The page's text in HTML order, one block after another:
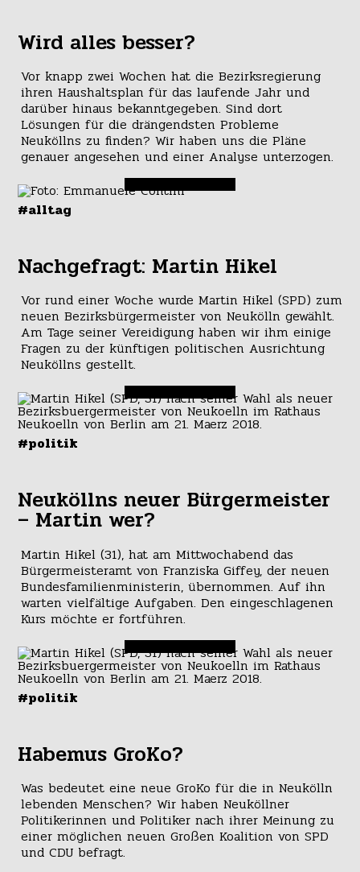
Wird alles besser?
Vor knapp zwei Wochen hat die Bezirksregierung
ihren Haushaltsplan für das laufende Jahr und
darüber hinaus bekanntgegeben. Sind dort
Lösungen für die drängendsten Probleme
Neuköllns zu finden? Wir haben uns die Pläne
genauer angesehen und einer Analyse unterzogen.
#alltag
Nachgefragt: Martin Hikel
Vor rund einer Woche wurde Martin Hikel (SPD) zum
neuen Bezirksbürgermeister von Neukölln gewählt.
Am Tage seiner Vereidigung haben wir ihm einige
Fragen zu der künftigen politischen Ausrichtung
Neuköllns gestellt.
#politik
Neuköllns neuer Bürgermeister
– Martin wer?
Martin Hikel (31), hat am Mittwochabend das
Bürgermeisteramt von Franziska Giffey, der neuen
Bundesfamilienministerin, übernommen. Auf ihn
warten vielfältige Aufgaben. Den eingeschlagenen
Kurs möchte er fortführen.
#politik
Habemus GroKo?
Was bedeutet eine neue GroKo für die in Neukölln
lebenden Menschen? Wir haben Neuköllner
Politikerinnen und Politiker nach ihrer Meinung zu
einer möglichen neuen Großen Koalition von SPD
und CDU befragt.